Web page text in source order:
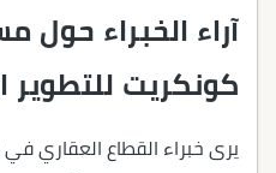
آراء الخبراء
كونكريت للتطوير
يرى خبراء القطاع العقاري